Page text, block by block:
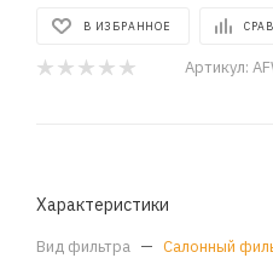
В ИЗБРАННОЕ
Артикул:
Характеристики
Вид фильтра — Салонный